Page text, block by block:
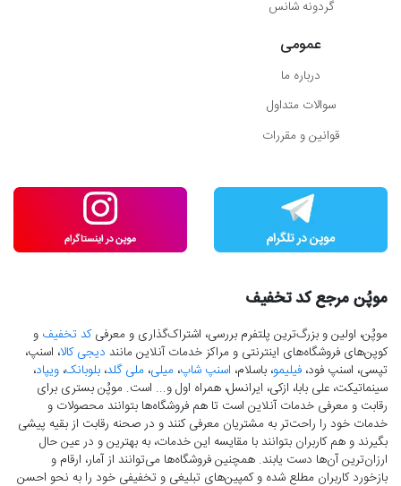
گردونه شانس
عمومی
درباره ما
سوالات متداول
قوانین و مقررات
موپُن مرجع کد تخفیف
موپُن، اولین و بزرگ‌ترین پلتفرم بررسی، اشتراک‌گذاری و معرفیکد تخفیف و
کوپن‌های فروشگاه‌های اینترنتی و مراکز خدمات آنلاین مانند دیجی کالا، اسنپ،
تپسی، اسنپ فود، فیلیمو، باسلام، اسنپ شاپ، میلی، ملی گلد، بلوبانک، ویپاد،
سینماتیکت، علی بابا، ازکی، ایرانسل، همراه اول و... است. موپُن بستری برای
رقابت و معرفی خدمات آنلاین است تا هم فروشگاه‌ها بتوانند محصولات و
خدمات خود را راحت‌تر به مشتریان معرفی کنند و در صحنه رقابت از بقیه پیشی
بگیرند و هم کاربران بتوانند با مقایسه این خدمات، به بهترین و در عین حال
ارزان‌ترین آن‌ها دست‌ یابند. همچنین فروشگاه‌ها می‌توانند از آمار، ارقام و
بازخورد کاربران مطلع شده و کمپین‌های تبلیغی و تخفیفی خود را به نحو احسن